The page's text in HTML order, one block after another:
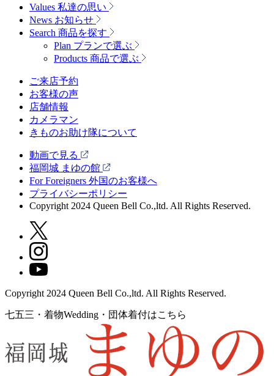
Values 私達の思い
News お知らせ
Search 商品を探す
Plan プランで選ぶ
Products 商品で選ぶ
ご来店予約
お客様の声
店舗情報
カメラマン
きものお助け隊について
動画で見る
福岡城 まゆの館
For Foreigners 外国のお客様へ
プライバシーポリシー
Copyright 2024 Queen Bell Co.,ltd. All Rights Reserved.
Copyright 2024 Queen Bell Co.,ltd. All Rights Reserved.
七五三・着物Wedding・団体着付はこちら